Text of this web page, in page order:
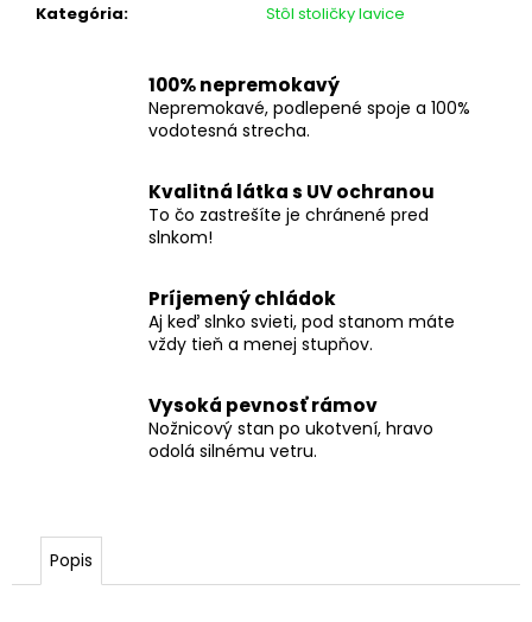
Kategória: Stôl stoličky lavice
100% nepremokavý
Nepremokavé, podlepené spoje a 100%
vodotesná strecha.
Kvalitná látka s UV ochranou
To čo zastrešíte je chránené pred
slnkom!
Príjemený chládok
Aj keď slnko svieti, pod stanom máte
vždy tieň a menej stupňov.
Vysoká pevnosť rámov
Nožnicový stan po ukotvení, hravo
odolá silnému vetru.
Popis